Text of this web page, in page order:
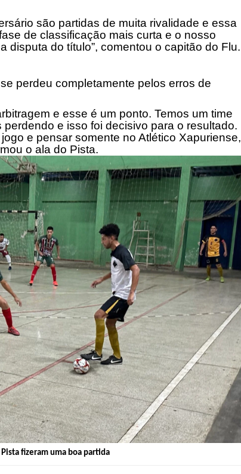
são partidas de muita rivalidade e essa
de classificação mais curta e o nosso
disputa do título”, comentou o capitão do Flu.
perdeu completamente pelos erros de
e esse é um ponto. Temos um time
e isso foi decisivo para o resultado.
e pensar somente no Atlético Xapuriense,
o ala do Pista.
fizeram uma boa partida